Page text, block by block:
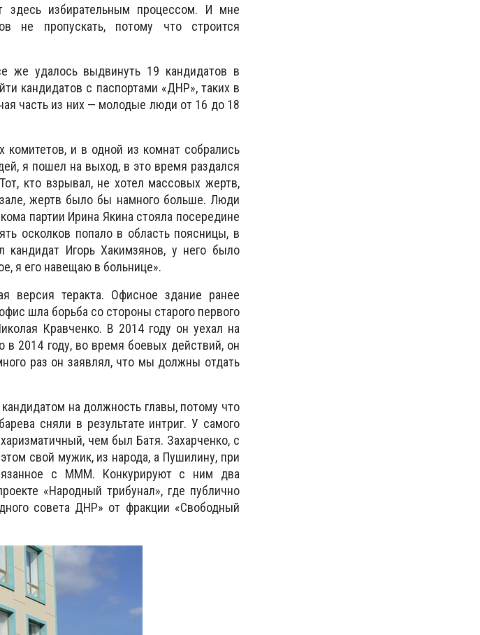
здесь избирательным процессом. И мне
не пропускать, потому что строится
же удалось выдвинуть 19 кандидатов в
кандидатов с паспортами «ДНР», таких в
часть из них — молодые люди от 16 до 18
комитетов, и в одной из комнат собрались
я пошел на выход, в это время раздался
кто взрывал, не хотел массовых жертв,
жертв было бы намного больше. Люди
партии Ирина Якина стояла посередине
осколков попало в область поясницы, в
кандидат Игорь Хакимзянов, у него было
я его навещаю в больнице».
версия теракта. Офисное здание ранее
шла борьба со стороны старого первого
Кравченко. В 2014 году он уехал на
в 2014 году, во время боевых действий, он
раз он заявлял, что мы должны отдать
на должность главы, потому что
сняли в результате интриг. У самого
чем был Батя. Захарченко, с
свой мужик, из народа, а Пушилину, при
с МММ. Конкурируют с ним два
«Народный трибунал», где публично
совета ДНР» от фракции «Свободный